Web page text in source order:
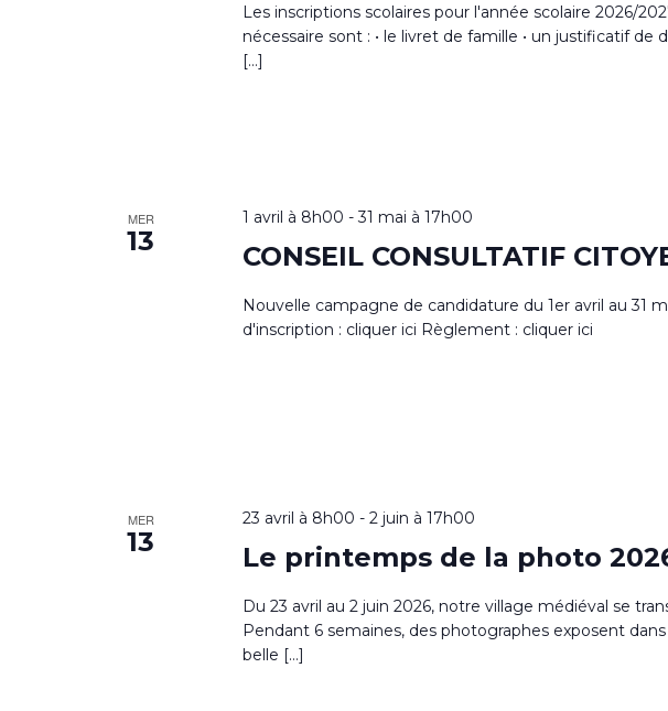
Les inscriptions scolaires pour l'année scolaire 2026/
nécessaire sont : • le livret de famille • un justificatif de
[…]
MER
13
1 avril à 8h00 -31 mai à 17h00
CONSEIL CONSULTATIF
Nouvelle campagne de candidature du 1er avril au 31
d'inscription : cliquer ici Règlement : cliquer ici
MER
13
23 avril à 8h00 - 2 juin à 17h00
Le printemps de la photo
Du 23 avril au 2 juin 2026, notre village médiéval se
Pendant 6 semaines, des photographes exposent
belle […]